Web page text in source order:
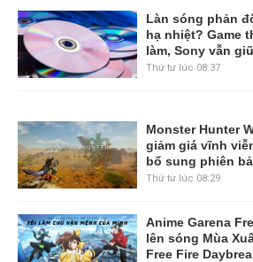
Làn sóng phản
hạ nhiệt? Game
làm, Sony vẫn
Thứ tư lúc 08:37
Monster Hunter
giảm giá vĩnh
bổ sung phiên
Thứ tư lúc 08:29
Anime Garena
lên sóng Mùa
Free Fire